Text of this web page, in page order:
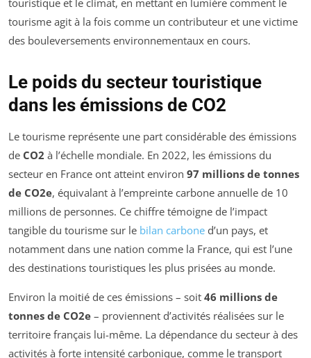
tourisme agit à la fois comme un contributeur et une victime
des bouleversements environnementaux en cours.
Le poids du secteur touristique
dans les émissions de CO2
Le tourisme représente une part considérable des émissions
de CO2 à l’échelle mondiale. En 2022, les émissions du
secteur en France ont atteint environ 97 millions de tonnes
de CO2e, équivalant à l’empreinte carbone annuelle de 10
millions de personnes. Ce chiffre témoigne de l’impact
tangible du tourisme sur le bilan carbone d’un pays, et
notamment dans une nation comme la France, qui est l’une
des destinations touristiques les plus prisées au monde.
Environ la moitié de ces émissions – soit 46 millions de
tonnes de CO2e – proviennent d’activités réalisées sur le
territoire français lui-même. La dépendance du secteur à des
activités à forte intensité carbonique, comme le transport